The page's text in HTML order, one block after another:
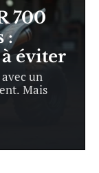
700
:
éviter
un
Mais